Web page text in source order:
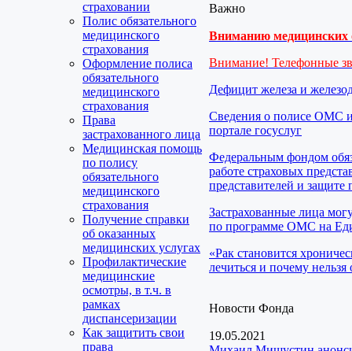
страховании
Полис обязательного
медицинского
страхования
Оформление полиса
обязательного
медицинского
страхования
Права
застрахованного лица
Медицинская помощь
по полису
обязательного
медицинского
страхования
Получение справки
об оказанных
медицинских услугах
Профилактические
медицинские
осмотры, в т.ч. в
рамках
диспансеризации
Как защитить свои
права
Важно
Вниманию медицинских
Внимание! Телефонные
Дефицит железа и
Сведения о полисе ОМС
портале госуслуг
Федеральным фондом
работе страховых
представителей и защите
Застрахованные лица
по программе ОМС на
«Рак становится
лечиться и почему нельзя
Новости Фонда
19.05.2021